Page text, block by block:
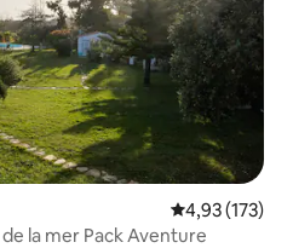
Évaluation
4,93 (173)
la mer Pack Aventure